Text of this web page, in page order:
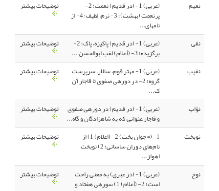
نعیم (عربی) 1- (در قدیم) نعمت؛ 2-
پرنعمت (بهشت)؛ 3- نرم، لطیف؛ 4- از
نامهای...
توضیحات بیشتر
نقی (عربی) 1- (در قدیم) پاکیزه، پاک؛ 2-
برگزیده؛ 3- (اَعلام) لقب ابوالحسن ...
توضیحات بیشتر
نقیب (عربی) 1- مهتر قوم، سالار، سرپرست
گروه؛ 2- در دورهی صفوی تا قاجار آن
ک...
توضیحات بیشتر
نوّاب (عربی) 1- (در قدیم) در دورهی صفوی
و قاجار عنوانی که به شاهزادگان و گاه...
توضیحات بیشتر
نوبخت 1- (= جوان بخت) 2- (اَعلام) 1) از
نام‌های دوران ساسانی؛ 2) نوبخت
اهواز...
توضیحات بیشتر
نوح (عربی) 1- (در عبری) به معنی راحت
است؛ 2- (اَعلام) 1) سورهی هفتاد و
توضیحات بیشتر